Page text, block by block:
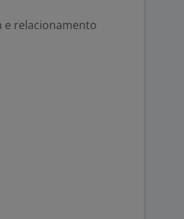
e relacionamento